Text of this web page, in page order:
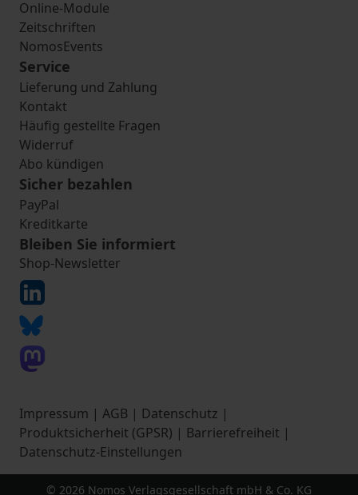
Online-Module
Zeitschriften
NomosEvents
Service
Lieferung und Zahlung
Kontakt
Häufig gestellte Fragen
Widerruf
Abo kündigen
Sicher bezahlen
PayPal
Kreditkarte
Bleiben Sie informiert
Shop-Newsletter
Impressum | AGB | Datenschutz |
Produktsicherheit (GPSR) | Barrierefreiheit |
Datenschutz-Einstellungen
© 2026 Nomos Verlagsgesellschaft mbH & Co. KG